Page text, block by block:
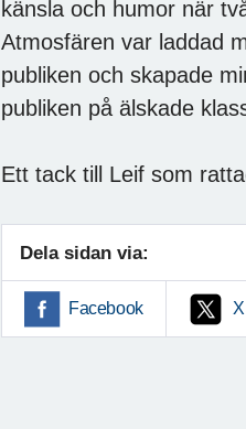
känsla och humor när
Atmosfären var laddad
publiken och skapade
publiken på älskade
Ett tack till Leif som
Dela sidan via:
Facebook X